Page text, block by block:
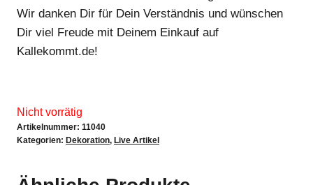
Wir danken Dir für Dein Verständnis und wünschen
Dir viel Freude mit Deinem Einkauf auf
Kallekommt.de!
Nicht vorrätig
Artikelnummer: 11040
Kategorien: Dekoration, Live Artikel